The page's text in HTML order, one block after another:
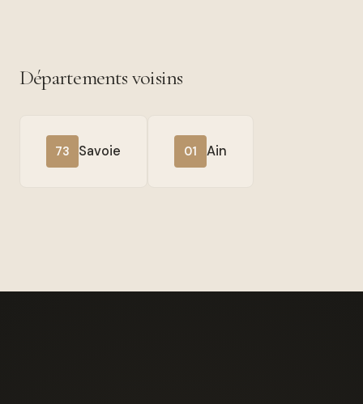
Départements voisins
73 Savoie 01 Ain